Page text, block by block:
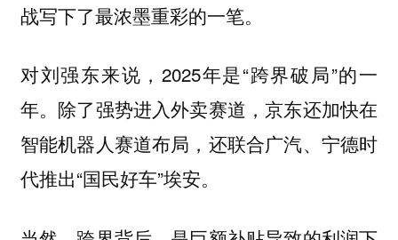
战写下了最浓墨重彩的一笔。
对刘强东来说，2025年是“跨界破局”的一
年。除了强势进入外卖赛道，京东还加快在
智能机器人赛道布局，还联合广汽、宁德时
代推出“国民好车”埃安。